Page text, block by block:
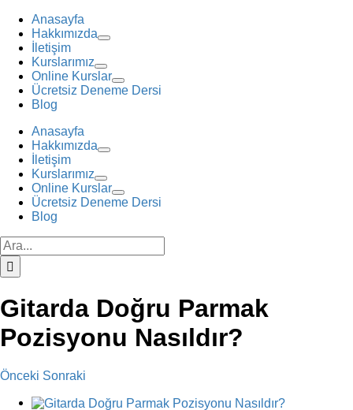
Anasayfa
Hakkımızda
İletişim
Kurslarımız
Online Kurslar
Ücretsiz Deneme Dersi
Blog
Anasayfa
Hakkımızda
İletişim
Kurslarımız
Online Kurslar
Ücretsiz Deneme Dersi
Blog
Ara:
Gitarda Doğru Parmak
Pozisyonu Nasıldır?
Önceki Sonraki
View